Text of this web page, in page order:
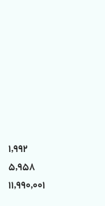
1,992
5,958
11,990,001